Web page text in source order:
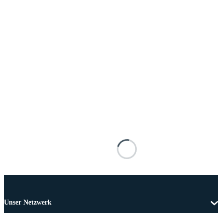
Unser Netzwerk